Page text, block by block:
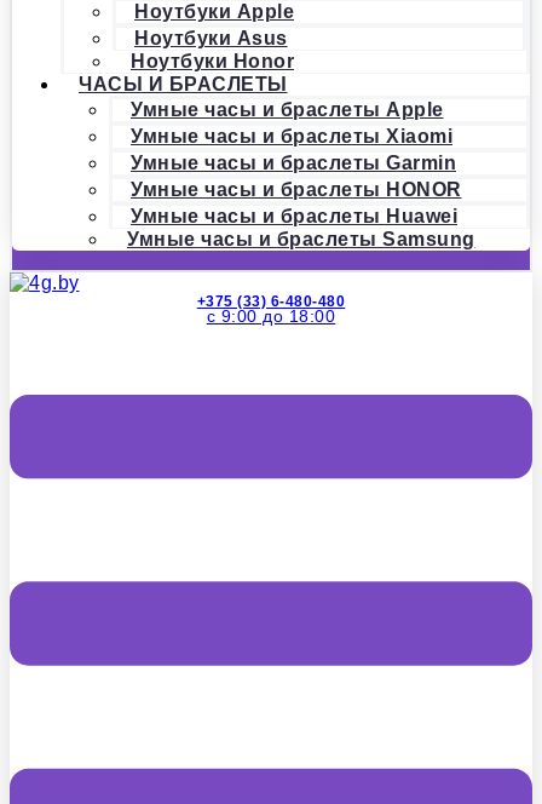
Ноутбуки Apple
Ноутбуки Asus
Ноутбуки Honor
ЧАСЫ И БРАСЛЕТЫ
Умные часы и браслеты Apple
Умные часы и браслеты Xiaomi
Умные часы и браслеты Garmin
Умные часы и браслеты HONOR
Умные часы и браслеты Huawei
Умные часы и браслеты Samsung
+375 (33) 6-480-480
с 9:00 до 18:00